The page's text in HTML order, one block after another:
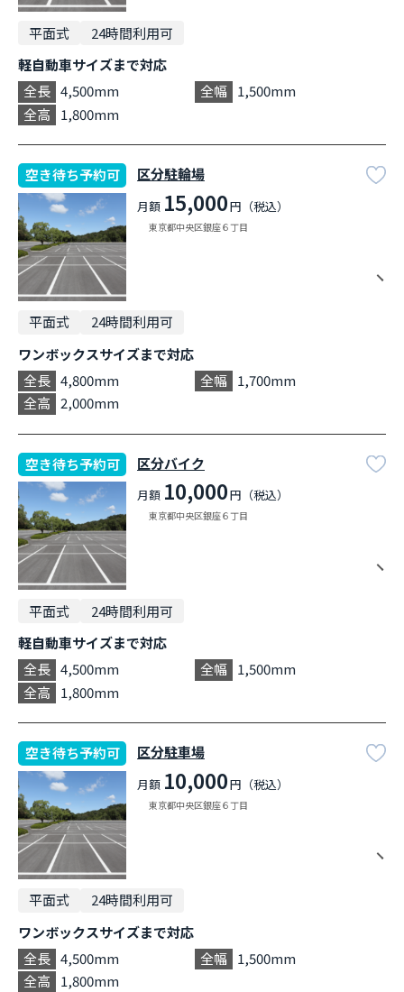
平面式
24時間利用可
軽自動車サイズまで対応
全長 4,500mm 全幅 1,500mm
全高
1,800mm
空き待ち予約可 区分駐輪場
月額 15,000円（税込）
東京都中央区銀座６丁目
平面式
24時間利用可
ワンボックスサイズまで対応
全長 4,800mm 全幅 1,700mm
全高 2,000mm
空き待ち予約可 区分バイク
月額 10,000円（税込）
東京都中央区銀座６丁目
平面式
24時間利用可
軽自動車サイズまで対応
全長 4,500mm 全幅 1,500mm
全高
1,800mm
空き待ち予約可 区分駐車場
月額 10,000円（税込）
東京都中央区銀座６丁目
平面式
24時間利用可
ワンボックスサイズまで対応
全長 4,500mm 全幅 1,500mm
全高
1,800mm